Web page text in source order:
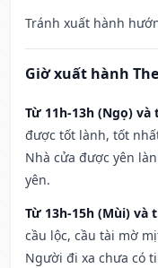
Tránh xuất hành
Giờ xuất hành
Từ 11h-13h (Ngọ) và
được tốt lành, tốt
Nhà cửa được yên
yên.
Từ 13h-15h (Mùi) và
cầu lộc, cầu tài mờ
Người đi xa chưa có